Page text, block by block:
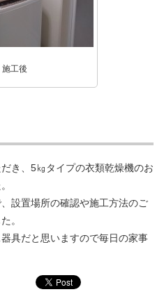
施工後
き、5㎏タイプの衣類乾燥機のお
設置場所の確認や施工方法のご
。
具だと思いますので毎日の家事